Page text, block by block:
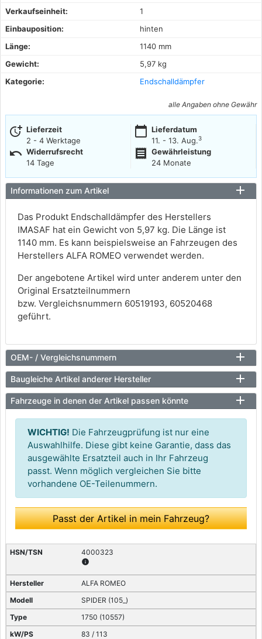
Verkaufseinheit:
1
Einbauposition:
hinten
Länge:
1140 mm
Gewicht:
5,97 kg
Kategorie:
Endschalldämpfer
alle Angaben ohne Gewähr
more_time Lieferzeit
2 - 4 Werktage
calendar_today Lieferdatum
11. - 13. Aug.3
undo Widerrufsrecht
14 Tage
receipt
Gewährleistung
24 Monate
Informationen zum Artikel
Das Produkt Endschalldämpfer des Herstellers
IMASAF hat ein Gewicht von 5,97 kg. Die Länge ist
1140 mm. Es kann beispielsweise an Fahrzeugen des
Herstellers ALFA ROMEO verwendet werden.
Der angebotene Artikel wird unter anderem unter den
Original Ersatzteilnummern
bzw. Vergleichsnummern 60519193, 60520468
geführt.
OEM- / Vergleichsnummern
Baugleiche Artikel anderer Hersteller
Fahrzeuge in denen der Artikel passen könnte
WICHTIG! Die Fahrzeugprüfung ist nur eine
Auswahlhilfe. Diese gibt keine Garantie, dass das
ausgewählte Ersatzteil auch in Ihr Fahrzeug
passt. Wenn möglich vergleichen Sie bitte
vorhandene OE-Teilenummern.
Passt der Artikel in mein Fahrzeug?
4000323
info
ALFA ROMEO
SPIDER (105_)
1750 (10557)
83 / 113